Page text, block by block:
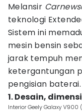
Melansir
teknologi
Sistem ini
mesin bensin
jarak tempuh
ketergantungan
pengisian baterai.
1. Desain,
Interior Geely Galaxy